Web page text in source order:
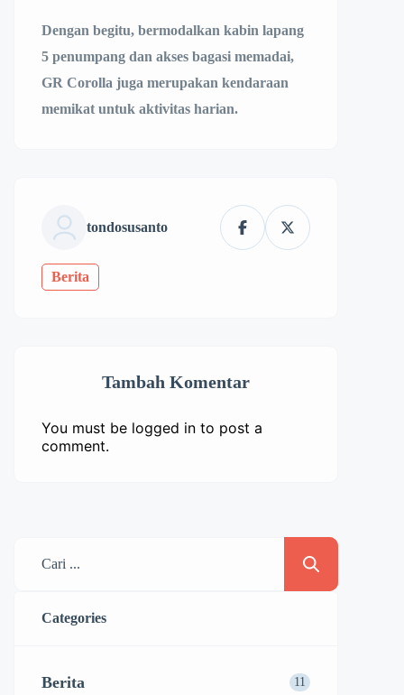
Dengan begitu, bermodalkan kabin lapang
5 penumpang dan akses bagasi memadai,
GR Corolla juga merupakan kendaraan
memikat untuk aktivitas harian.
tondosusanto
Berita
Tambah Komentar
You must be logged in to post a
comment.
Categories
Berita 11